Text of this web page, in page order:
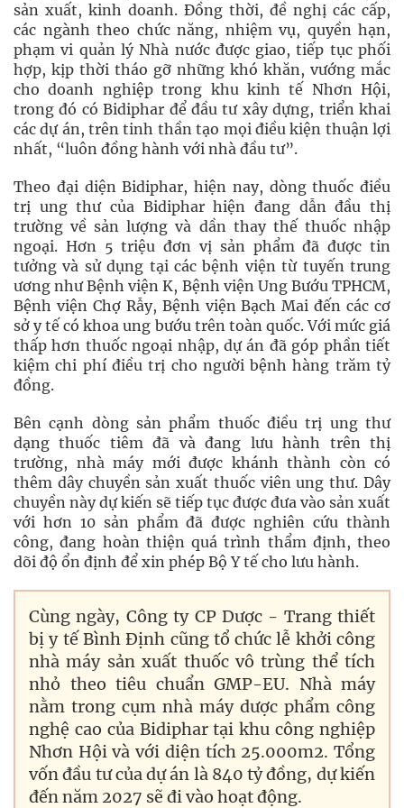
sản xuất, kinh doanh. Đồng thời, đề nghị các cấp,
các ngành theo chức năng, nhiệm vụ, quyền hạn,
phạm vi quản lý Nhà nước được giao, tiếp tục phối
hợp, kịp thời tháo gỡ những khó khăn, vướng mắc
cho doanh nghiệp trong khu kinh tế Nhơn Hội,
trong đó có Bidiphar để đầu tư xây dựng, triển khai
các dự án, trên tinh thần tạo mọi điều kiện thuận lợi
nhất, “luôn đồng hành với nhà đầu tư”.
Theo đại diện Bidiphar, hiện nay, dòng thuốc điều
trị ung thư của Bidiphar hiện đang dẫn đầu thị
trường về sản lượng và dần thay thế thuốc nhập
ngoại. Hơn 5 triệu đơn vị sản phẩm đã được tin
tưởng và sử dụng tại các bệnh viện từ tuyến trung
ương như Bệnh viện K, Bệnh viện Ung Bướu TPHCM,
Bệnh viện Chợ Rẫy, Bệnh viện Bạch Mai đến các cơ
sở y tế có khoa ung bướu trên toàn quốc. Với mức giá
thấp hơn thuốc ngoại nhập, dự án đã góp phần tiết
kiệm chi phí điều trị cho người bệnh hàng trăm tỷ
đồng.
Bên cạnh dòng sản phẩm thuốc điều trị ung thư
dạng thuốc tiêm đã và đang lưu hành trên thị
trường, nhà máy mới được khánh thành còn có
thêm dây chuyền sản xuất thuốc viên ung thư. Dây
chuyền này dự kiến sẽ tiếp tục được đưa vào sản xuất
với hơn 10 sản phẩm đã được nghiên cứu thành
công, đang hoàn thiện quá trình thẩm định, theo
dõi độ ổn định để xin phép Bộ Y tế cho lưu hành.
Cùng ngày, Công ty CP Dược - Trang thiết
bị y tế Bình Định cũng tổ chức lễ khởi công
nhà máy sản xuất thuốc vô trùng thể tích
nhỏ theo tiêu chuẩn GMP-EU. Nhà máy
nằm trong cụm nhà máy dược phẩm công
nghệ cao của Bidiphar tại khu công nghiệp
Nhơn Hội và với diện tích 25.000m2. Tổng
vốn đầu tư của dự án là 840 tỷ đồng, dự kiến
đến năm 2027 sẽ đi vào hoạt động.